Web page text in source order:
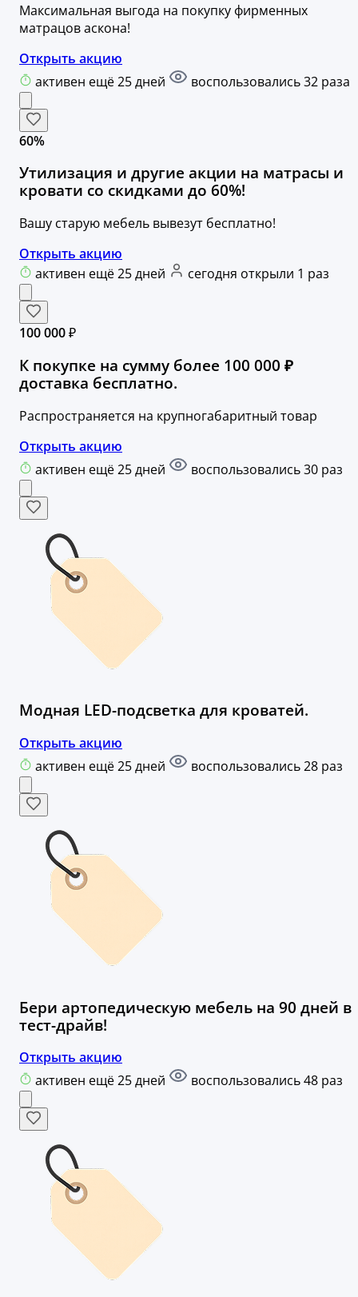
Максимальная выгода на покупку фирменных
матрацов аскона!
Открыть акцию
активен ещё 25 дней
воспользовались 32 раза
60%
Утилизация и другие акции на матрасы и
кровати со скидками до 60%!
Вашу старую мебель вывезут бесплатно!
Открыть акцию
активен ещё 25 дней
сегодня открыли 1 раз
100 000 ₽
К покупке на сумму более 100 000 ₽
доставка бесплатно.
Распространяется на крупногабаритный товар
Открыть акцию
активен ещё 25 дней
воспользовались 30 раз
Модная LED-подсветка для кроватей.
Открыть акцию
активен ещё 25 дней
воспользовались 28 раз
Бери артопедическую мебель на 90 дней в
тест-драйв!
Открыть акцию
активен ещё 25 дней
воспользовались 48 раз